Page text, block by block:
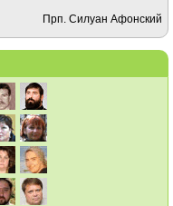
Прп. Силуан Афонский